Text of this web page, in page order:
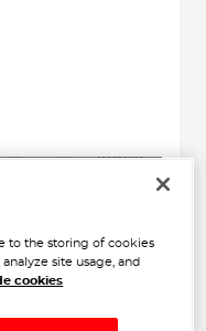
−
to the storing of cookies
site usage, and
cookies